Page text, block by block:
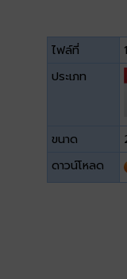
ไฟล์ที่
ประเภท
ขนาด
ดาวน์โหลด